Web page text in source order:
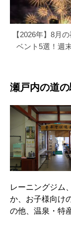
【2026年】8月
ベント5選！週
瀬戸内の道
レーニングジム
か、お子様向け
の他、温泉・特